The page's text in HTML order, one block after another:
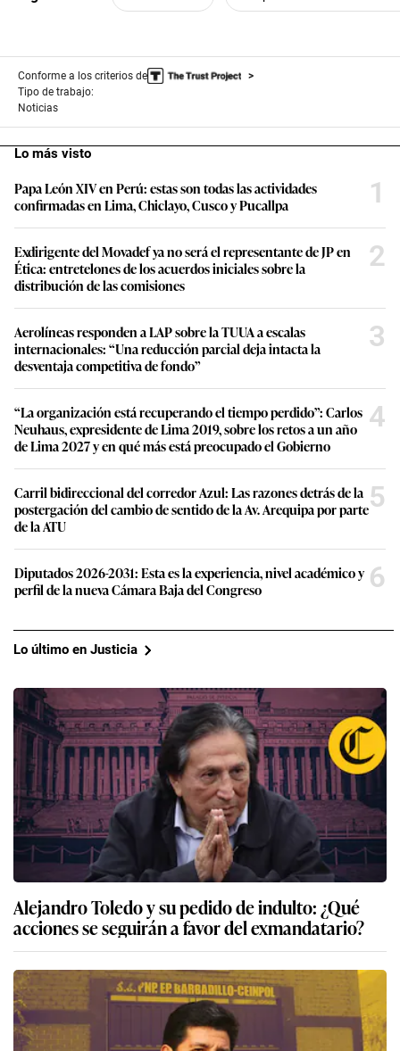
Conforme a los criterios de
Tipo de trabajo:
Noticias
Lo más visto
Papa León XIV en Perú: estas son todas las actividades
confirmadas en Lima, Chiclayo, Cusco y Pucallpa
1
Exdirigente del Movadef ya no será el representante de JP en
Ética: entretelones de los acuerdos iniciales sobre la
distribución de las comisiones
2
Aerolíneas responden a LAP sobre la TUUA a escalas
internacionales: “Una reducción parcial deja intacta la
desventaja competitiva de fondo”
3
“La organización está recuperando el tiempo perdido”: Carlos
Neuhaus, expresidente de Lima 2019, sobre los retos a un año
de Lima 2027 y en qué más está preocupado el Gobierno
4
Carril bidireccional del corredor Azul: Las razones detrás de la
postergación del cambio de sentido de la Av. Arequipa por parte
de la ATU
5
Diputados 2026-2031: Esta es la experiencia, nivel académico y
perfil de la nueva Cámara Baja del Congreso
6
Lo último en Justicia
Alejandro Toledo y su pedido de indulto: ¿Qué
acciones se seguirán a favor del exmandatario?